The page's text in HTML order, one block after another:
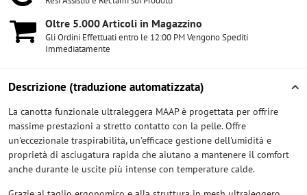
Oltre 5​.000 Articoli in Magazzino
Gli Ordini Effettuati entro le 12:00 PM Vengono Spediti
Immediatamente
Descrizione (traduzione automatizzata)
La canotta funzionale ultraleggera MAAP è progettata per offrire
massime prestazioni a stretto contatto con la pelle. Offre
un'eccezionale traspirabilità, un'efficace gestione dell'umidità e
proprietà di asciugatura rapida che aiutano a mantenere il comfort
anche durante le uscite più intense con temperature calde.